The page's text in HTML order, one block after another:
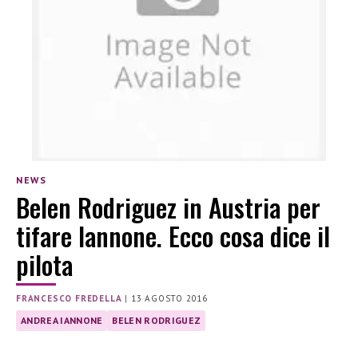
NEWS
Belen Rodriguez in Austria per
tifare Iannone. Ecco cosa dice il
pilota
FRANCESCO FREDELLA | 13 AGOSTO 2016
ANDREA IANNONE BELEN RODRIGUEZ